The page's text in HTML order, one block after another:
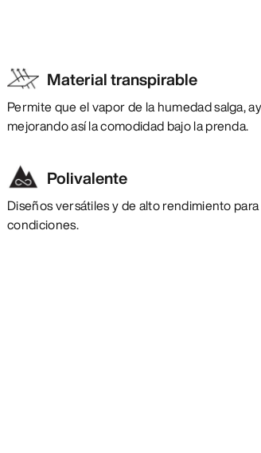
Material transpirable
Permite que el vapor de la humedad salga,
mejorando así la comodidad bajo la prenda.
Polivalente
Diseños versátiles y de alto rendimiento
condiciones.